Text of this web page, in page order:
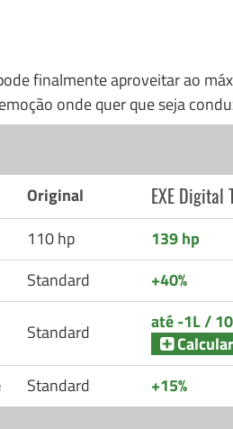
finalmente aproveitar ao
onde quer que seja
Original EXE Digital
110 hp
139 hp
Standard +40%
Standard
até -1L /
Calcular
Standard +15%